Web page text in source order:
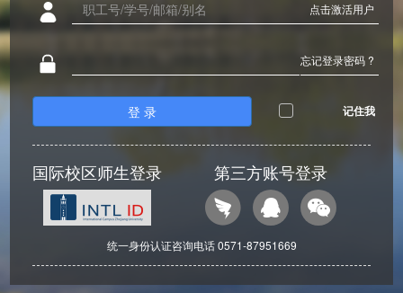
点击激活用户
忘记登录密码 ?
登 录 记住我
国际校区师生登录 第三方账号登录
统一身份认证咨询电话 0571-87951669